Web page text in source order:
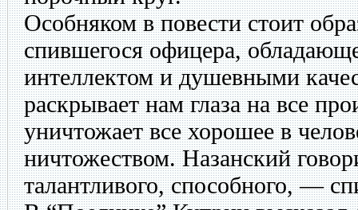
Особняком в повести стоит
спившегося офицера,
интеллектом и душевными
раскрывает нам глаза на все
уничтожает все хорошее в
ничтожеством. Назанский
талантливого, способного, —